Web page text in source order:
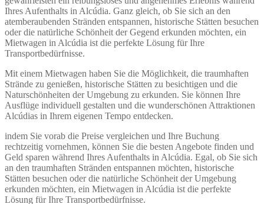
Ihres Aufenthalts in Alcúdia. Ganz gleich, ob Sie sich an den
atemberaubenden Stränden entspannen, historische Stätten besuchen
oder die natürliche Schönheit der Gegend erkunden möchten, ein
Mietwagen in Alcúdia ist die perfekte Lösung für Ihre
Transportbedürfnisse.
Mit einem Mietwagen haben Sie die Möglichkeit, die traumhaften
Strände zu genießen, historische Stätten zu besichtigen und die
Naturschönheiten der Umgebung zu erkunden. Sie können Ihre
Ausflüge individuell gestalten und die wunderschönen Attraktionen
Alcúdias in Ihrem eigenen Tempo entdecken.
indem Sie vorab die Preise vergleichen und Ihre Buchung
rechtzeitig vornehmen, können Sie die besten Angebote finden und
Geld sparen während Ihres Aufenthalts in Alcúdia. Egal, ob Sie sich
an den traumhaften Stränden entspannen möchten, historische
Stätten besuchen oder die natürliche Schönheit der Umgebung
erkunden möchten, ein Mietwagen in Alcúdia ist die perfekte
Lösung für Ihre Transportbedürfnisse.